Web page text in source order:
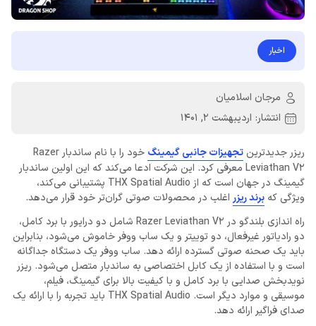
اخبار
مرجان اسلامیان
انتشار: اردیبهشت 2, 1401
ریزر جدیدترینتجهیزات جانبی گیمینگ
خود را با نام ساندبار Razer
Leviathan V2 معرفی کرد. این شرکت ادعا می‌کند که این اولین ساندبار
گیمینگ در جهان است که از THX Spatial Audio پشتیبانی می‌کند،
ویژگی که برند ریزر اغلب در محصولات صوتی گران‌تر خود قرار می‌دهد.
راه اندازی بلندگو در Razer Leviathan V2 شامل دو درایور با برد کامل،
دو رادیاتور غیرفعال، دو توییتر و یک ساب ووفر خاموش می‌شود، بنابراین
باید یک صحنه صوتی گسترده ارائه دهد. ساب ووفر یک دستگاه جداگانه
است و با استفاده از یک کابل اختصاصی به ساندبار متصل می‌شود. ریزر
نویدبخش صدایی با برد کامل و با کیفیت بالا برای گیمینگ، فیلم،
موسیقی و موارد دیگر است. THX Spatial Audio باید تجربه را با ارائه یک
صدای فراگیر ارائه دهد.